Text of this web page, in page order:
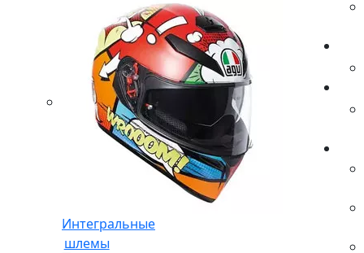
Интегральные
шлемы